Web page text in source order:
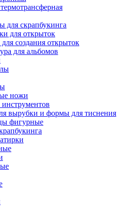
для скрапбукинга
для открыток
создания открыток
для альбомов
ножи
вырубки и формы для тиснения
фигурные